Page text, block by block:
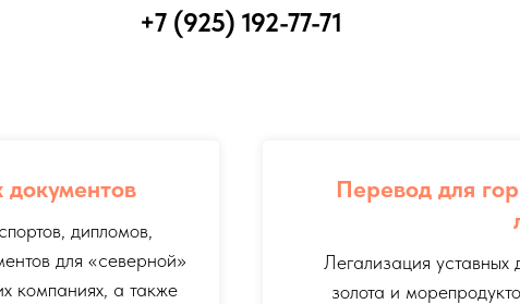
+7 (925) 192-77-71
дипломов,
для «северной»
компаниях, а также
Перевод для
Легализация уставных
золота и